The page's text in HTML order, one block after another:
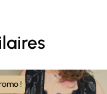
!